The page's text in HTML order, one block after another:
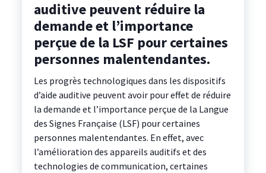
auditive peuvent réduire la
demande et l’importance
perçue de la LSF pour certaines
personnes malentendantes.
Les progrès technologiques dans les dispositifs
d’aide auditive peuvent avoir pour effet de réduire
la demande et l’importance perçue de la Langue
des Signes Française (LSF) pour certaines
personnes malentendantes. En effet, avec
l’amélioration des appareils auditifs et des
technologies de communication, certaines